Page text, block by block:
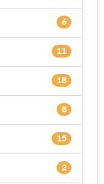
6
11
18
8
15
2